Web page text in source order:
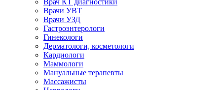
Врач КТ диагностики
Врачи УВТ
Врачи УЗД
Гастроэнтерологи
Гинекологи
Дерматологи, косметологи
Кардиологи
Маммологи
Мануальные терапевты
Массажисты